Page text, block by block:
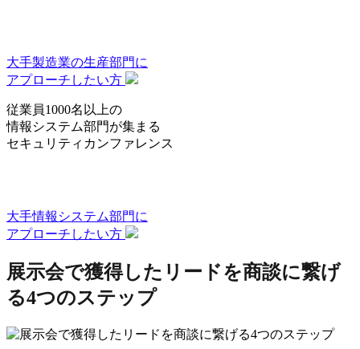
大手製造業の生産部門に
アプローチしたい方
従業員1000名以上の
情報システム部門が集まる
セキュリティカンファレンス
大手情報システム部門に
アプローチしたい方
展示会で獲得したリードを商談に繋げ
る4つのステップ